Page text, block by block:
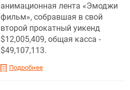
анимационная лента «Эмоджи
фильм», собравшая в свой
второй прокатный уикенд
$12,005,409, общая касса -
$49,107,113.
Подробнее